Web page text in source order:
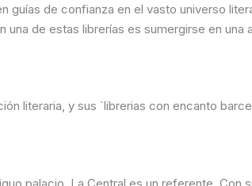
de confianza en el vasto universo
una de estas librerías es sumergirse en
literaria, y sus `librerias con encanto
palacio, La Central es un referente.